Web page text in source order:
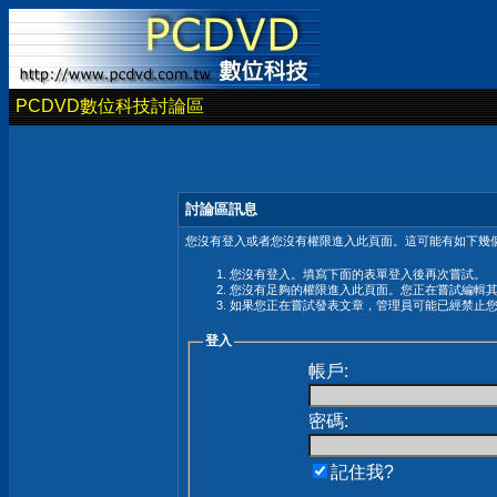
PCDVD數位科技討論區
討論區訊息
您沒有登入或者您沒有權限進入此頁面。這可能有如下幾
您沒有登入。填寫下面的表單登入後再次嘗試。
您沒有足夠的權限進入此頁面。您正在嘗試編輯
如果您正在嘗試發表文章，管理員可能已經禁止
登入
帳戶:
密碼:
記住我?